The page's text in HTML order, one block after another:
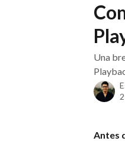
Una
Antes